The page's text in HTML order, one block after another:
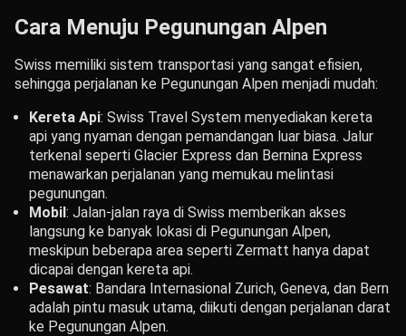
Cara Menuju Pegunungan Alpen
Swiss memiliki sistem transportasi yang sangat efisien,
sehingga perjalanan ke Pegunungan Alpen menjadi mudah:
Kereta Api: Swiss Travel System menyediakan kereta
api yang nyaman dengan pemandangan luar biasa. Jalur
terkenal seperti Glacier Express dan Bernina Express
menawarkan perjalanan yang memukau melintasi
pegunungan.
Mobil: Jalan-jalan raya di Swiss memberikan akses
langsung ke banyak lokasi di Pegunungan Alpen,
meskipun beberapa area seperti Zermatt hanya dapat
dicapai dengan kereta api.
Pesawat: Bandara Internasional Zurich, Geneva, dan Bern
adalah pintu masuk utama, diikuti dengan perjalanan darat
ke Pegunungan Alpen.